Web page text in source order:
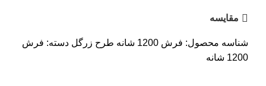
مقایسه
شناسه محصول: فرش 1200 شانه طرح زرگل دسته: فرش
1200 شانه